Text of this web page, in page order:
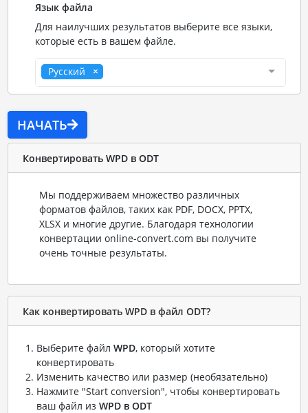
Язык файла
Для наилучших результатов выберите все языки,
которые есть в вашем файле.
Русский
НАЧАТЬ
Конвертировать WPD в ODT
Мы поддерживаем множество различных
форматов файлов, таких как PDF, DOCX, PPTX,
XLSX и многие другие. Благодаря технологии
конвертации online-convert.com вы получите
очень точные результаты.
Как конвертировать WPD в файл ODT?
Выберите файл WPD, который хотите
конвертировать
Изменить качество или размер (необязательно)
Нажмите "Start conversion", чтобы конвертировать
ваш файл из WPD в ODT